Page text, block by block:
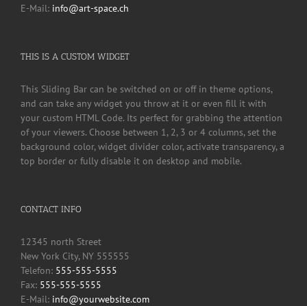
E-Mail: info@art-space.ch
THIS IS A CUSTOM WIDGET
This Sliding Bar can be switched on or off in theme options,
and can take any widget you throw at it or even fill it with
your custom HTML Code. Its perfect for grabbing the attention
of your viewers. Choose between 1, 2, 3 or 4 columns, set the
background color, widget divider color, activate transparency, a
top border or fully disable it on desktop and mobile.
CONTACT INFO
12345 north Street
New York City, NY 555555
Telefon: 555-555-5555
Fax: 555-555-5555
E-Mail: info@yourwebsite.com